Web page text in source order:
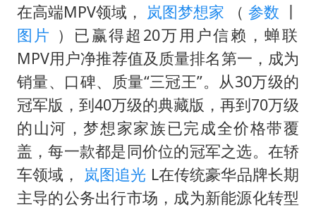
在高端MPV领域， 岚图梦想家 （ 参数 丨
图片 ）已赢得超20万用户信赖，蝉联
MPV用户净推荐值及质量排名第一，成为
销量、口碑、质量“三冠王”。从30万级的
冠军版，到40万级的典藏版，再到70万级
的山河，梦想家家族已完成全价格带覆
盖，每一款都是同价位的冠军之选。在轿
车领域，
岚图追光 L在传统豪华品牌长期
主导的公务出行市场，成为新能源化转型